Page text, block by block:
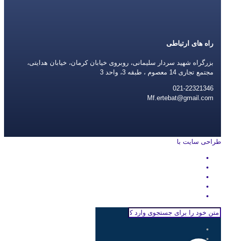
راه های ارتباطی
بزرگراه شهید سردار سلیمانی، روبروی خیابان کرمان، خیابان هدایتی،
مجتمع تجاری 14 معصوم ، طبقه 3، واحد 3
021-22321346
Mf.ertebat@gmail.com
طراحی سایت با